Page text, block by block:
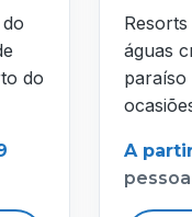
do
águas
paraíso
A
pessoa